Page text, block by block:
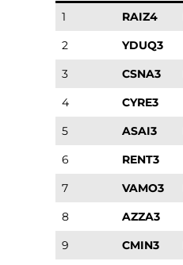
1 RAIZ4
2
YDUQ3
3
CSNA3
4
CYRE3
5
ASAI3
6
RENT3
7
VAMO3
8
AZZA3
9
CMIN3